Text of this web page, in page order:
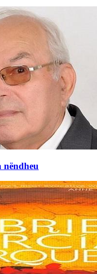
nëndheu